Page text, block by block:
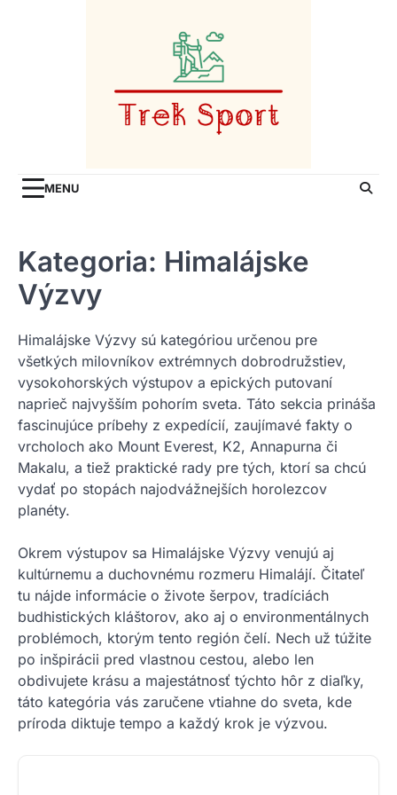
MENU
Kategoria: Himalájske
Výzvy
Himalájske Výzvy sú kategóriou určenou pre
všetkých milovníkov extrémnych dobrodružstiev,
vysokohorských výstupov a epických putovaní
naprieč najvyšším pohorím sveta. Táto sekcia prináša
fascinujúce príbehy z expedícií, zaujímavé fakty o
vrcholoch ako Mount Everest, K2, Annapurna či
Makalu, a tiež praktické rady pre tých, ktorí sa chcú
vydať po stopách najodvážnejších horolezcov
planéty.
Okrem výstupov sa Himalájske Výzvy venujú aj
kultúrnemu a duchovnému rozmeru Himalájí. Čitateľ
tu nájde informácie o živote šerpov, tradíciách
budhistických kláštorov, ako aj o environmentálnych
problémoch, ktorým tento región čelí. Nech už túžite
po inšpirácii pred vlastnou cestou, alebo len
obdivujete krásu a majestátnosť týchto hôr z diaľky,
táto kategória vás zaručene vtiahne do sveta, kde
príroda diktuje tempo a každý krok je výzvou.